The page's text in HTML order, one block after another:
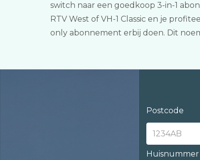
switch naar een goedkoop 3-in-1
RTV West of VH-1 Classic en je
only abonnement erbij doen. Dit
Postcode
Huisnummer